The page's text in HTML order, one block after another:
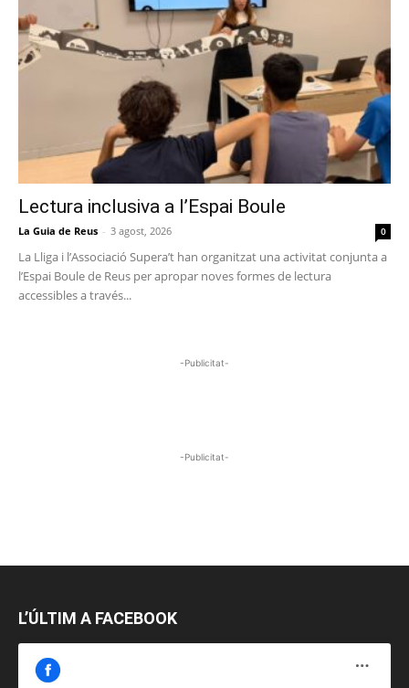
Lectura inclusiva a l’Espai Boule
La Guia de Reus - 3 agost, 2026 0
La Lliga i l’Associació Supera’t han organitzat una activitat conjunta a
l’Espai Boule de Reus per apropar noves formes de lectura
accessibles a través...
-Publicitat-
-Publicitat-
L’ÚLTIM A FACEBOOK